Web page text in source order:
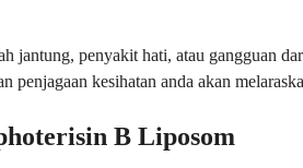
jantung, penyakit hati, atau gangguan
penjagaan kesihatan anda akan
B Liposom